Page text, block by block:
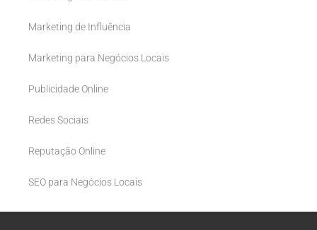
Marketing de Influência
Marketing para Negócios Locais
Publicidade Online
Redes Sociais
Reputação Online
SEO para Negócios Locais